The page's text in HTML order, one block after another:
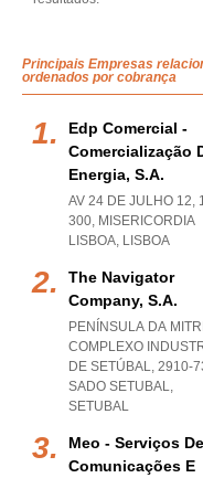
Principais Empresas
ordenados por cobrança
Edp Comercial -
Comercialização
Energia, S.a.
AV 24 DE JULHO 12,
300, MISERICORDIA
LISBOA, LISBOA
The Navigator
Company, S.a.
PENÍNSULA DA
COMPLEXO
DE SETÚBAL, 2910-
SADO SETUBAL,
SETUBAL
Meo - Serviços De
Comunicações E